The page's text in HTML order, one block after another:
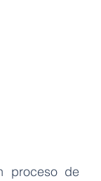
proceso de